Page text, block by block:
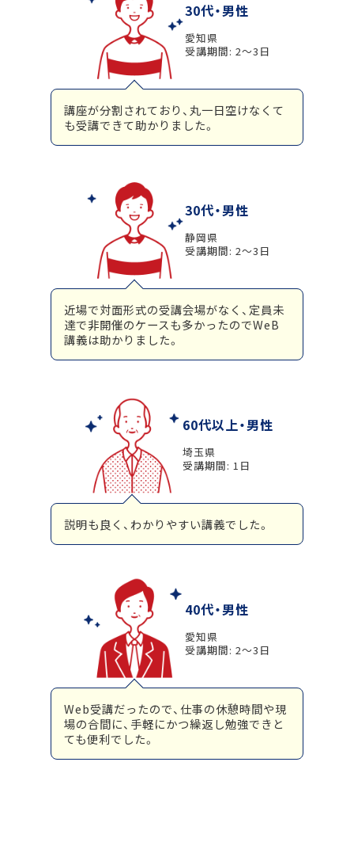
30代・男性
愛知県
受講期間: 2～3日
講座が分割されており、丸一日空けなくて
も受講できて助かりました。
30代・男性
静岡県
受講期間: 2～3日
近場で対面形式の受講会場がなく、定員未
達で非開催のケースも多かったのでWeB
講義は助かりました。
60代以上・男性
埼玉県
受講期間: 1日
説明も良く、わかりやすい講義でした。
40代・男性
愛知県
受講期間: 2～3日
Web受講だったので、仕事の休憩時間や現
場の合間に、手軽にかつ繰返し勉強できと
ても便利でした。